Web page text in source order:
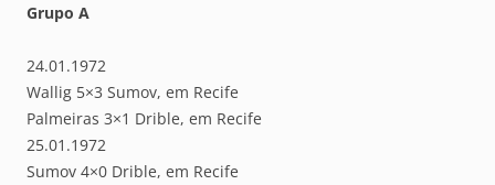
Grupo A
24.01.1972
Wallig 5×3 Sumov, em Recife
Palmeiras 3×1 Drible, em Recife
25.01.1972
Sumov 4×0 Drible, em Recife